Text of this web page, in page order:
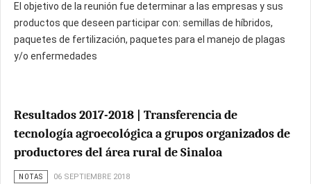
El objetivo de la reunión fue determinar a las empresas y sus
productos que deseen participar con: semillas de híbridos,
paquetes de fertilización, paquetes para el manejo de plagas
y/o enfermedades
Resultados 2017-2018 | Transferencia de
tecnología agroecológica a grupos organizados de
productores del área rural de Sinaloa
NOTAS 06 SEPTIEMBRE 2018